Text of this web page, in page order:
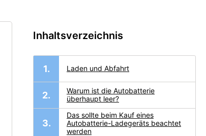
Inhaltsverzeichnis
Laden und Abfahrt
Warum ist die Autobatterie
überhaupt leer?
Das sollte beim Kauf eines
Autobatterie-Ladegeräts beachtet
werden